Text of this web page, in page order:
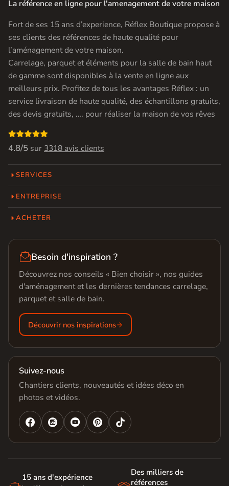
La référence en ligne pour l'amenagement de votre maison
Fort de ses 15 ans d’experience, Réflex Boutique propose à
ses clients des références de haute qualité pour
l’aménagement de votre maison.
Carrelage, parquet et éléments pour la salle de bain haut
de gamme sont disponibles à la vente en ligne aux
meilleurs prix. Profitez de tous les avantages Réflex : un
service livraison de haute qualité, des échantillons gratuits,
des devis gratuits, …. pour réaliser la maison de vos rêves

4.8/5 sur 3318 avis clients
SERVICES
ENTREPRISE
ACHETER
Besoin d'inspiration ?
Découvrez nos conseils « Bien choisir », nos guides
d'aménagement et les dernières tendances carrelage,
parquet et salle de bain.
Découvrir nos inspirations
Suivez-nous
Chantiers clients, nouveautés et idées déco en
photos et vidéos.
   
15 ans d'expérience
Des milliers de
références